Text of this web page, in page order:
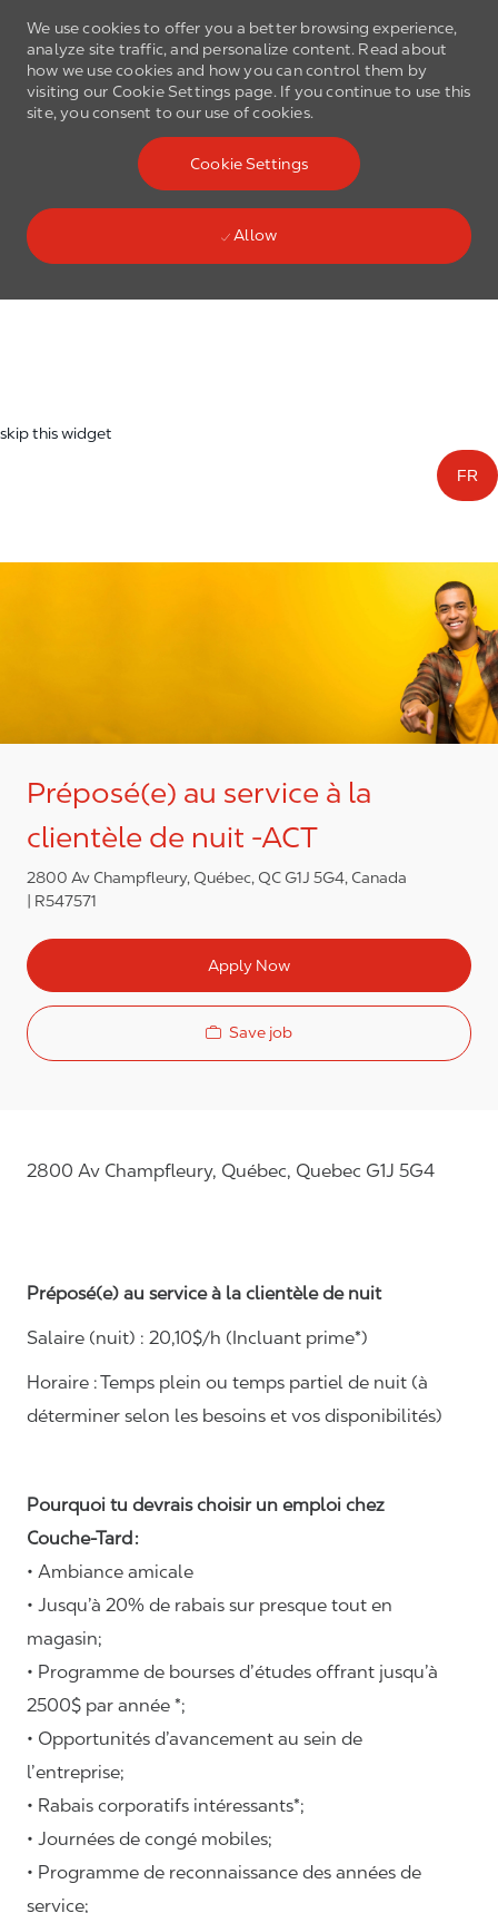
We use cookies to offer you a better browsing experience,
analyze site traffic, and personalize content. Read about
how we use cookies and how you can control them by
visiting our Cookie Settings page. If you continue to use this
site, you consent to our use of cookies.
Cookie Settings
Allow
Skip to main content
skip this widget
FR
Préposé(e) au service à la
clientèle de nuit -ACT
2800 Av Champfleury, Québec, QC G1J 5G4, Canada
R547571
Apply Now
Save job
2800 Av Champfleury, Québec, Quebec G1J 5G4
Préposé(e) au service à la clientèle de nuit
Salaire (nuit) : 20,10$/h (Incluant prime*)
Horaire :Temps plein ou temps partiel de nuit (à
déterminer selon les besoins et vos disponibilités)
Pourquoi tu devrais choisir un emploi chez
Couche-Tard :
• Ambiance amicale
• Jusqu’à 20% de rabais sur presque tout en
magasin;
• Programme de bourses d’études offrant jusqu’à
2500$ par année *;
• Opportunités d’avancement au sein de
l’entreprise;
• Rabais corporatifs intéressants*;
• Journées de congé mobiles;
• Programme de reconnaissance des années de
service;